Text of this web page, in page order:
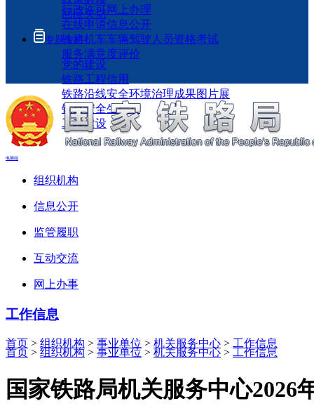
回应关切
行政许可网上办理
在线申请信息公开
铁路机车车辆驾驶人员资格考试
服务满意度评价
专题专栏
党的建设
铁路工程信用
铁路沿线安全环境治理成果图片展
铁路安全生产月
工程建设
电脑端
组织机构
信息公开
监管履职
互动交流
网上办事
工作信息
首页 > 组织机构 > 事业单位 > 机关服务中心 > 工作信息
首页 > 组织机构 > 事业单位 > 机关服务中心 > 工作信息
国家铁路局机关服务中心2026